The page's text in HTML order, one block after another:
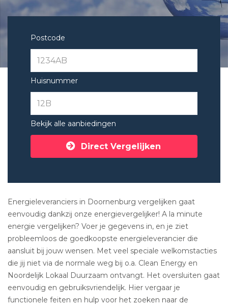
Postcode
Huisnummer
Bekijk alle aanbiedingen
Direct Vergelijken
Energieleveranciers in Doornenburg vergelijken gaat
eenvoudig dankzij onze energievergelijker! A la minute
energie vergelijken? Voer je gegevens in, en je ziet
probleemloos de goedkoopste energieleverancier die
aansluit bij jouw wensen. Met veel speciale welkomstacties
die jij niet via de normale weg bij o.a. Clean Energy en
Noordelijk Lokaal Duurzaam ontvangt. Het oversluiten gaat
eenvoudig en gebruiksvriendelijk. Hier vergaar je
functionele feiten en hulp voor het zoeken naar de